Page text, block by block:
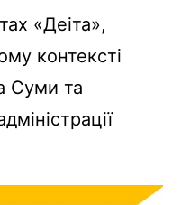
«Деіта»,
контексті
Суми та